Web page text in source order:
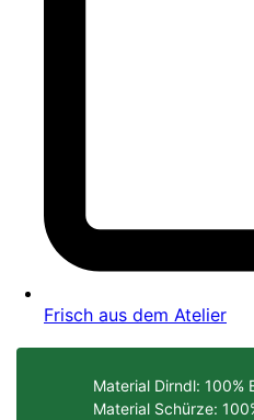
Frisch aus dem Atelier
Material Dirndl: 100%
Material Schürze: